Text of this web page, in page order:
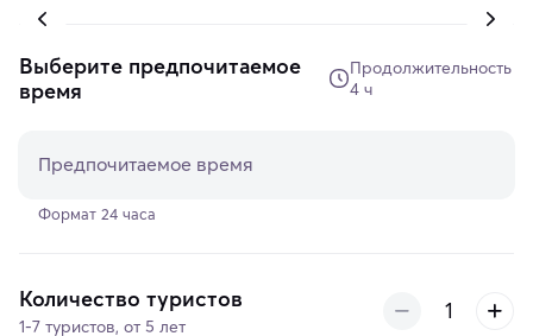
Выберите предпочитаемое
время
Продолжительность
4 ч
Предпочитаемое время
Формат 24 часа
Количество туристов
1-7 туристов, от 5 лет